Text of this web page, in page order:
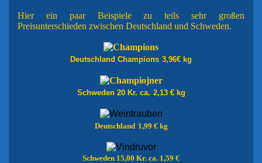
Hier ein paar Beispiele zu teils sehr großen
Preisunterschieden zwischen Deutschland und Schweden.
Deutschland Champions 3,96€ kg
Schweden 20 Kr. ca. 2,13 € kg
Deutschland 1,99 € kg
Schweden 15,00 Kr. ca. 1,59 €